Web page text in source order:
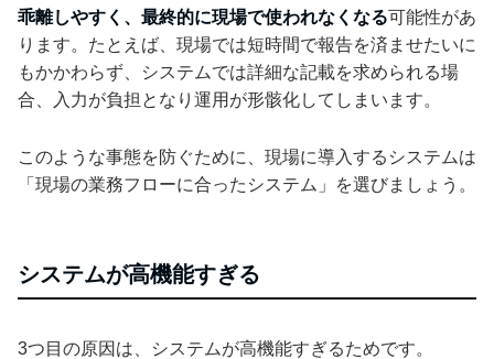
乖離しやすく、最終的に現場で使われなくなる可能性があ
ります。たとえば、現場では短時間で報告を済ませたいに
もかかわらず、システムでは詳細な記載を求められる場
合、入力が負担となり運用が形骸化してしまいます。
このような事態を防ぐために、現場に導入するシステムは
「現場の業務フローに合ったシステム」を選びましょう。
システムが高機能すぎる
3つ目の原因は、システムが高機能すぎるためです。